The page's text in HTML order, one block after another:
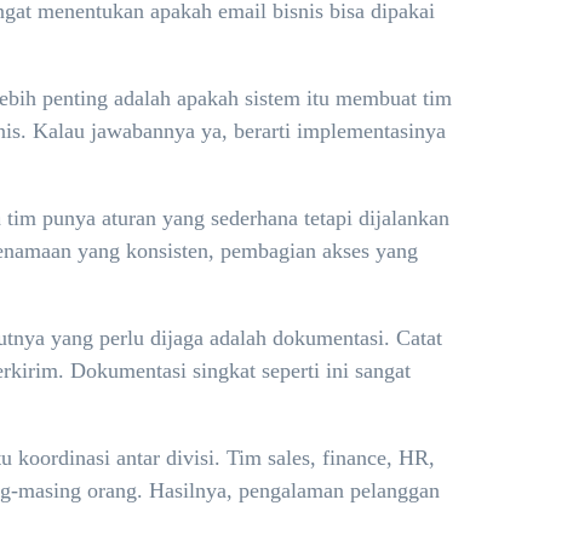
menentukan apakah email bisnis bisa dipakai
penting adalah apakah sistem itu membuat tim
Kalau jawabannya ya, berarti implementasinya
punya aturan yang sederhana tetapi dijalankan
yang konsisten, pembagian akses yang
yang perlu dijaga adalah dokumentasi. Catat
Dokumentasi singkat seperti ini sangat
koordinasi antar divisi. Tim sales, finance, HR,
masing orang. Hasilnya, pengalaman pelanggan